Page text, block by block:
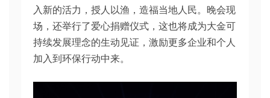
入新的活力，授人以渔，造福当地人民。晚会现
场，还举行了爱心捐赠仪式，这也将成为大金可
持续发展理念的生动⻅证，激励更多企业和个人
加入到环保行动中来。